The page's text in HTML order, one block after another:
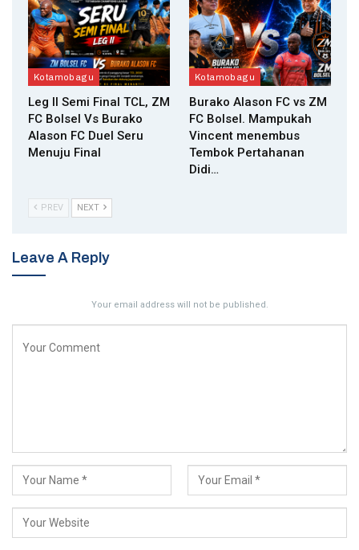
Kotamobagu
Leg II Semi Final TCL, ZM
FC Bolsel Vs Burako
Alason FC Duel Seru
Menuju Final
Kotamobagu
Burako Alason FC vs ZM
FC Bolsel. Mampukah
Vincent menembus
Tembok Pertahanan
Didi…
PREV NEXT
Leave A Reply
Your email address will not be published.